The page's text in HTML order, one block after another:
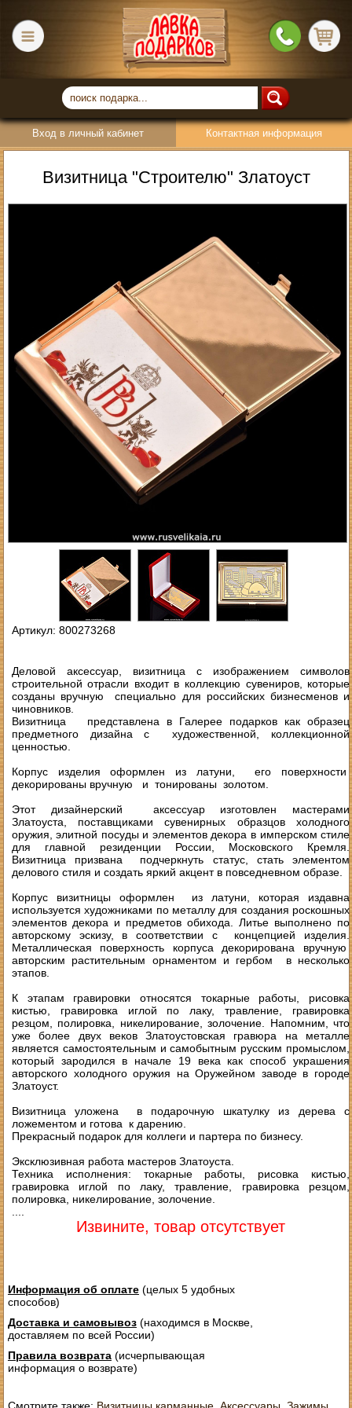
Вход в личный кабинет Контактная информация
Визитница "Строителю" Златоуст
Артикул: 800273268
Деловой аксессуар, визитница с изображением символов
строительной отрасли входит в коллекцию сувениров, которые
созданы вручную специально для российских бизнесменов и
чиновников.
Визитница представлена в Галерее подарков как образец
предметного дизайна с художественной, коллекционной
ценностью.
Корпус изделия оформлен из латуни, его поверхности
декорированы вручную и тонированы золотом.
Этот дизайнерский аксессуар изготовлен мастерами
Златоуста, поставщиками сувенирных образцов холодного
оружия, элитной посуды и элементов декора в имперском стиле
для главной резиденции России, Московского Кремля.
Визитница призвана подчеркнуть статус, стать элементом
делового стиля и создать яркий акцент в повседневном образе.
Корпус визитницы оформлен из латуни, которая издавна
используется художниками по металлу для создания роскошных
элементов декора и предметов обихода. Литье выполнено по
авторскому эскизу, в соответствии с концепцией изделия.
Металлическая поверхность корпуса декорирована вручную
авторским растительным орнаментом и гербом в несколько
этапов.
К этапам гравировки относятся токарные работы, рисовка
кистью, гравировка иглой по лаку, травление, гравировка
резцом, полировка, никелирование, золочение. Напомним, что
уже более двух веков Златоустовская гравюра на металле
является самостоятельным и самобытным русским промыслом,
который зародился в начале 19 века как способ украшения
авторского холодного оружия на Оружейном заводе в городе
Златоуст.
Визитница уложена в подарочную шкатулку из дерева с
ложементом и готова к дарению.
Прекрасный подарок для коллеги и партера по бизнесу.
Эксклюзивная работа мастеров Златоуста.
Техника исполнения: токарные работы, рисовка кистью,
гравировка иглой по лаку, травление, гравировка резцом,
полировка, никелирование, золочение.
Извините, товар отсутствует
Информация об оплате(целых 5 удобных
способов)
Доставка и самовывоз(находимся в Москве,
доставляем по всей России)
Правила возврата(исчерпывающая
информация о возврате)